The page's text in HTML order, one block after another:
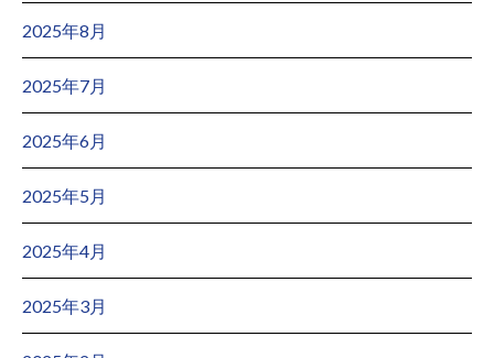
2025年8月
2025年7月
2025年6月
2025年5月
2025年4月
2025年3月